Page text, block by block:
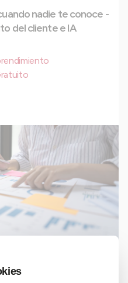
nadie te conoce -
del cliente e IA